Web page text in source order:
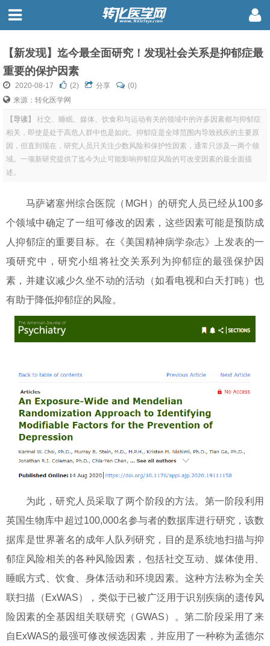
【新发现】迄今最全面研究！发现社会关系是抑郁症最
重要的保护因素
2020-08-17 (2) 分享
(0)
来源：转化医学网
【导读】
社交、睡眠、媒体、饮食和与运动有关的领域中的许多因素都与抑郁症
相关，即使是处于高危人群中也是如此。抑郁症是全球范围内导致残疾的主要原
因，但直到现在，研究人员只关注少数风险和保护性因素，通常只涉及一两个领
域。一项新研究提供了迄今为止可能影响抑郁症风险的可改变因素的最全面描
述。
马萨诸塞州综合医院（MGH）的研究人员已经从100多
个领域中确定了一组可修改的因素，这些因素可能是预防成
人抑郁症的重要目标。在《美国精神病学杂志》上发表的一
项研究中，研究小组将社交关系列为抑郁症的最强保护因
素，并建议减少久坐不动的活动（如看电视和白天打盹）也
有助于降低抑郁症的风险。
为此，研究人员采取了两个阶段的方法。第一阶段利用
英国生物库中超过100,000名参与者的数据库进行研究，该数
据库是世界著名的成年人队列研究，目的是系统地扫描与抑
郁症风险相关的各种风险因素，包括社交互动、媒体使用、
睡眠方式、饮食、身体活动和环境因素。这种方法称为全关
联扫描（ExWAS），类似于已被广泛用于识别疾病的遗传风
险因素的全基因组关联研究（GWAS）。第二阶段采用了来
自ExWAS的最强可修改候选因素，并应用了一种称为孟德尔